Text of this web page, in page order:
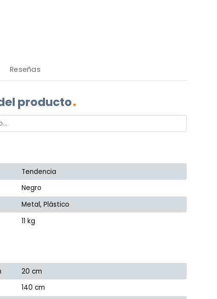
Reseñas
producto
Tendencia
Negro
Metal, Plástico
11 kg
20 cm
140 cm